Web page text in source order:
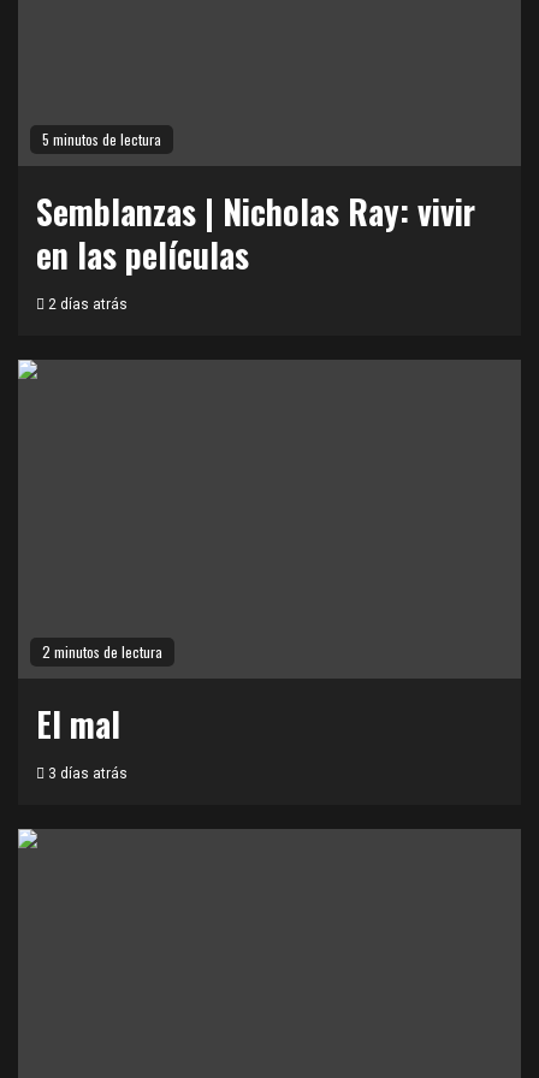
5 minutos de lectura
Semblanzas | Nicholas Ray: vivir
en las películas
2 días atrás
2 minutos de lectura
El mal
3 días atrás